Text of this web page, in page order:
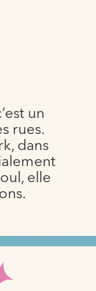
un
rues.
dans
elle